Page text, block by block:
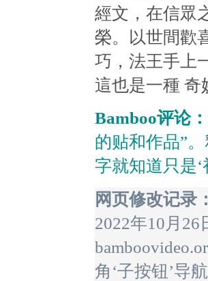
經文，在信眾
榮。以世間歡
巧，法王手上
這也是一種 奇
Bamboo评论：
的贴和作品”
字就知道只是
网页修改记录
2022年10月
角‘子按钮’导